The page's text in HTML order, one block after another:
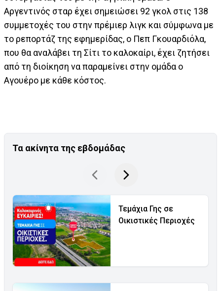
Αργεντινός σταρ έχει σημειώσει 92 γκολ στις 138
συμμετοχές του στην πρέμιερ λιγκ και σύμφωνα με
το ρεπορτάζ της εφημερίδας, ο Πεπ Γκουαρδιόλα,
που θα αναλάβει τη Σίτι το καλοκαίρι, έχει ζητήσει
από τη διοίκηση να παραμείνει στην ομάδα ο
Αγουέρο με κάθε κόστος.
Τα ακίνητα της εβδομάδας
Τεμάχια Γης σε
Οικιστικές Περιοχές